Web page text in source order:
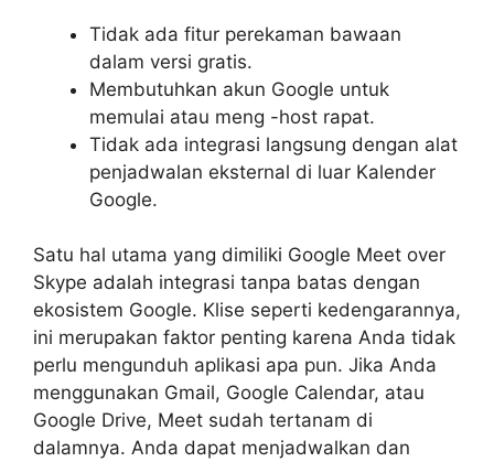
Tidak ada fitur perekaman bawaan
dalam versi gratis.
Membutuhkan akun Google untuk
memulai atau meng -host rapat.
Tidak ada integrasi langsung dengan alat
penjadwalan eksternal di luar Kalender
Google.
Satu hal utama yang dimiliki Google Meet over
Skype adalah integrasi tanpa batas dengan
ekosistem Google. Klise seperti kedengarannya,
ini merupakan faktor penting karena Anda tidak
perlu mengunduh aplikasi apa pun. Jika Anda
menggunakan Gmail, Google Calendar, atau
Google Drive, Meet sudah tertanam di
dalamnya. Anda dapat menjadwalkan dan